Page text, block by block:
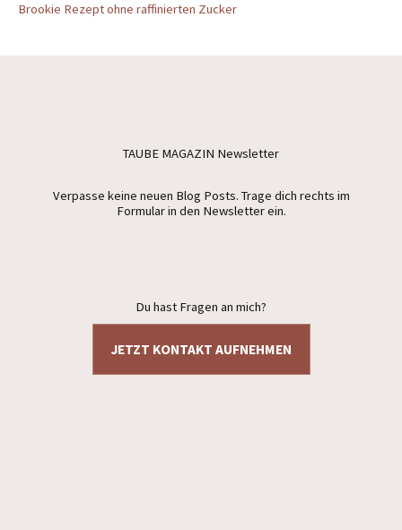
Brookie Rezept ohne raffinierten Zucker
TAUBE MAGAZIN Newsletter
Verpasse keine neuen Blog Posts. Trage dich rechts im
Formular in den Newsletter ein.
Du hast Fragen an mich?
JETZT KONTAKT AUFNEHMEN